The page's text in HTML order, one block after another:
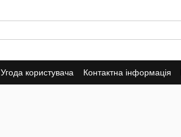
Угода користувача Контактна інформація